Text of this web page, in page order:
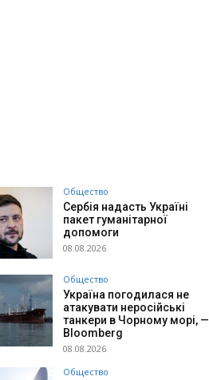
Общество
Сербія надасть Україні
пакет гуманітарної
допомоги
08.08.2026
Общество
Україна погодилася не
атакувати неросійські
танкери в Чорному морі, —
Bloomberg
08.08.2026
Общество